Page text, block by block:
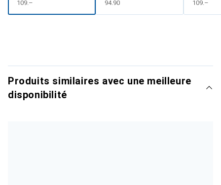
CHF
109.– CHF
94.90 CHF
109.–
Produits similaires avec une meilleure
disponibilité